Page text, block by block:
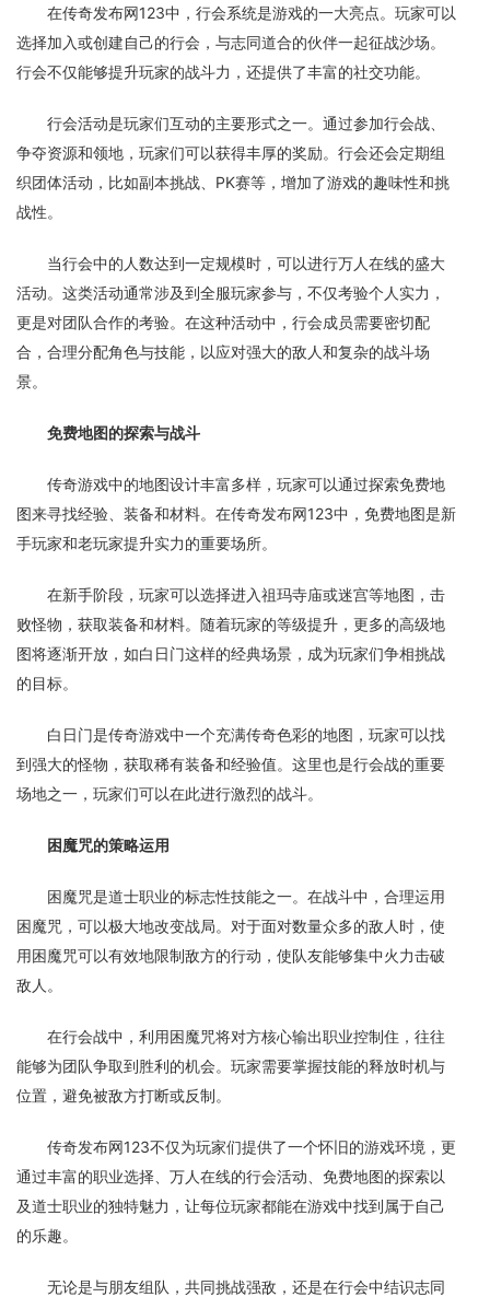
在传奇发布网123中，行会系统是游戏的一大亮点。玩家可以
选择加入或创建自己的行会，与志同道合的伙伴一起征战沙场。
行会不仅能够提升玩家的战斗力，还提供了丰富的社交功能。
行会活动是玩家们互动的主要形式之一。通过参加行会战、
争夺资源和领地，玩家们可以获得丰厚的奖励。行会还会定期组
织团体活动，比如副本挑战、PK赛等，增加了游戏的趣味性和挑
战性。
当行会中的人数达到一定规模时，可以进行万人在线的盛大
活动。这类活动通常涉及到全服玩家参与，不仅考验个人实力，
更是对团队合作的考验。在这种活动中，行会成员需要密切配
合，合理分配角色与技能，以应对强大的敌人和复杂的战斗场
景。
免费地图的探索与战斗
传奇游戏中的地图设计丰富多样，玩家可以通过探索免费地
图来寻找经验、装备和材料。在传奇发布网123中，免费地图是新
手玩家和老玩家提升实力的重要场所。
在新手阶段，玩家可以选择进入祖玛寺庙或迷宫等地图，击
败怪物，获取装备和材料。随着玩家的等级提升，更多的高级地
图将逐渐开放，如白日门这样的经典场景，成为玩家们争相挑战
的目标。
白日门是传奇游戏中一个充满传奇色彩的地图，玩家可以找
到强大的怪物，获取稀有装备和经验值。这里也是行会战的重要
场地之一，玩家们可以在此进行激烈的战斗。
困魔咒的策略运用
困魔咒是道士职业的标志性技能之一。在战斗中，合理运用
困魔咒，可以极大地改变战局。对于面对数量众多的敌人时，使
用困魔咒可以有效地限制敌方的行动，使队友能够集中火力击破
敌人。
在行会战中，利用困魔咒将对方核心输出职业控制住，往往
能够为团队争取到胜利的机会。玩家需要掌握技能的释放时机与
位置，避免被敌方打断或反制。
传奇发布网123不仅为玩家们提供了一个怀旧的游戏环境，更
通过丰富的职业选择、万人在线的行会活动、免费地图的探索以
及道士职业的独特魅力，让每位玩家都能在游戏中找到属于自己
的乐趣。
无论是与朋友组队，共同挑战强敌，还是在行会中结识志同